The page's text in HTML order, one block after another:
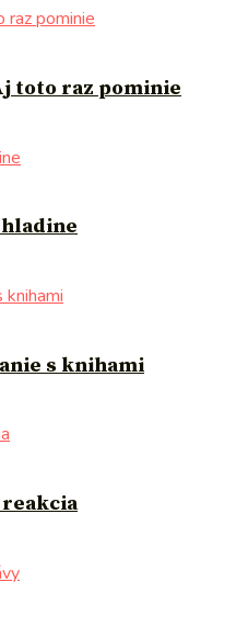
toto raz pominie
hladine
s knihami